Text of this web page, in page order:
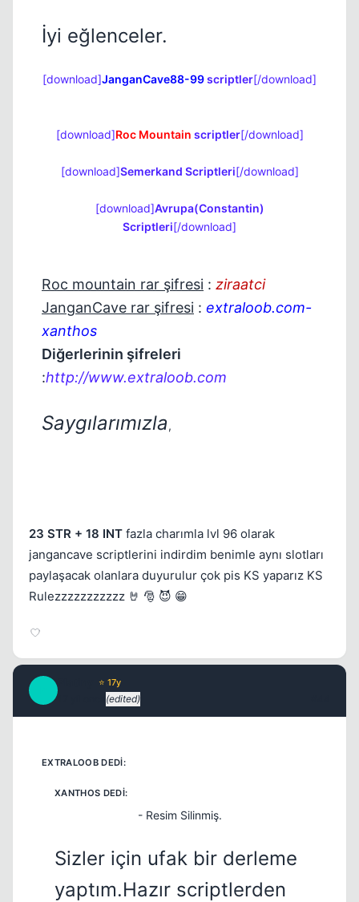
İyi eğlenceler.
[download]JanganCave88-99scriptler[/download]
[download]Roc Mountain scriptler[/download]
[download]Semerkand Scriptleri[/download]
[download]Avrupa(Constantin)
Scriptleri[/download]
Roc mountain rar şifresi : ziraatci
JanganCave rar şifresi : extraloob.com-
xanthos
Diğerlerinin şifreleri
:http://www.extraloob.com
Saygılarımızla,
23 STR + 18 INT fazla charımla lvl 96 olarak
jangancave scriptlerini indirdim benimle aynı slotları
paylaşacak olanlara duyurulur çok pis KS yaparız KS
Rulezzzzzzzzzzz 🤘 🎅 😈 😁
⭐ 17y
(edited)
- Resim Silinmiş.
Sizler için ufak bir derleme
yaptım.Hazır scriptlerden